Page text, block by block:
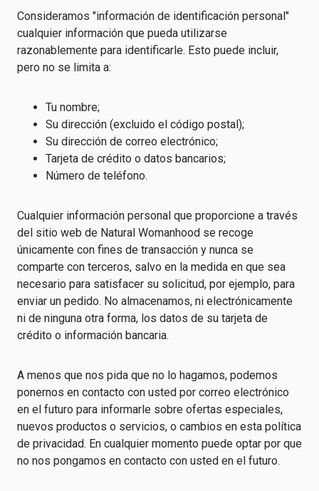
Consideramos "información de identificación personal"
cualquier información que pueda utilizarse
razonablemente para identificarle. Esto puede incluir,
pero no se limita a:
Tu nombre;
Su dirección (excluido el código postal);
Su dirección de correo electrónico;
Tarjeta de crédito o datos bancarios;
Número de teléfono.
Cualquier información personal que proporcione a través
del sitio web de Natural Womanhood se recoge
únicamente con fines de transacción y nunca se
comparte con terceros, salvo en la medida en que sea
necesario para satisfacer su solicitud, por ejemplo, para
enviar un pedido. No almacenamos, ni electrónicamente
ni de ninguna otra forma, los datos de su tarjeta de
crédito o información bancaria.
A menos que nos pida que no lo hagamos, podemos
ponernos en contacto con usted por correo electrónico
en el futuro para informarle sobre ofertas especiales,
nuevos productos o servicios, o cambios en esta política
de privacidad. En cualquier momento puede optar por que
no nos pongamos en contacto con usted en el futuro.